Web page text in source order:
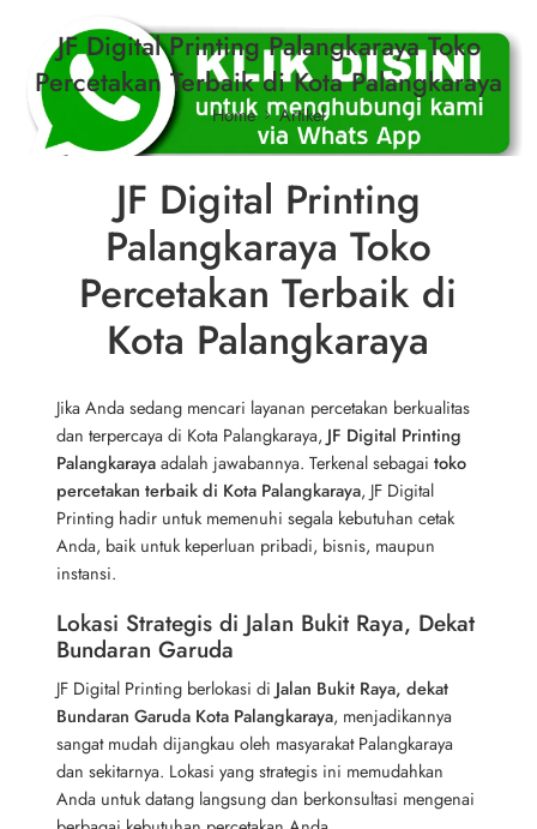
JF Digital Printing Palangkaraya Toko
Percetakan Terbaik di Kota Palangkaraya
Home Artikel
JF Digital Printing
Palangkaraya Toko
Percetakan Terbaik di
Kota Palangkaraya
Jika Anda sedang mencari layanan percetakan berkualitas
dan terpercaya di Kota Palangkaraya, JF Digital Printing
Palangkarayaadalah jawabannya. Terkenal sebagaitoko
percetakan terbaik di Kota Palangkaraya, JF Digital
Printing hadir untuk memenuhi segala kebutuhan cetak
Anda, baik untuk keperluan pribadi, bisnis, maupun
instansi.
Lokasi Strategis di Jalan Bukit Raya, Dekat
Bundaran Garuda
JF Digital Printing berlokasi di Jalan Bukit Raya, dekat
Bundaran Garuda Kota Palangkaraya, menjadikannya
sangat mudah dijangkau oleh masyarakat Palangkaraya
dan sekitarnya. Lokasi yang strategis ini memudahkan
Anda untuk datang langsung dan berkonsultasi mengenai